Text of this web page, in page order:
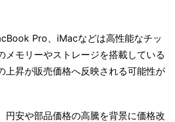
Pro、iMacなどは高性能なチッ
メモリーやストレージを搭載している
上昇が販売価格へ反映される可能性が
円安や部品価格の高騰を背景に価格改